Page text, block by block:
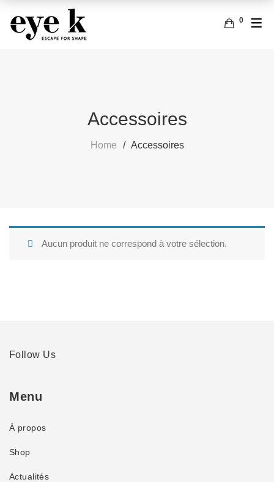
0
Accessoires
Home Accessoires
Aucun produit ne correspond à votre sélection.
Follow Us
Menu
À propos
Shop
Actualités